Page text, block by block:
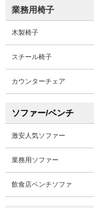
業務用椅子
木製椅子
スチール椅子
カウンターチェア
ソファー/ベンチ
激安人気ソファー
業務用ソファー
飲食店ベンチソファ